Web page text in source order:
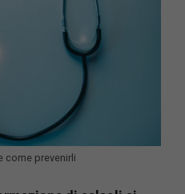
come prevenirli